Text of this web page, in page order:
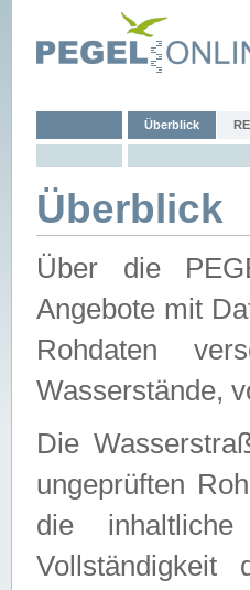
Überblick
Überblick
Über die
Angebote mit
Rohdaten
Wasserstände,
Die
ungeprüften
die inhaltliche